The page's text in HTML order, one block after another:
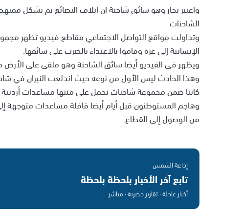
واعتبر نجار وهو سائق شاحنة ان اتلاف البضائع تم بشكل
الشاحنات
وتداولت مواقع التواصل الاجتماعي مقاطع فيديو تظهر
الإنسانية إلى غزة وقاموا بالاعتداء بالضرب على سائقها.
ويظهر في الفيديو أيضا سائق الشاحنة وهو ملقى على الأرض
وهذا الحادث ليس الأول من نوعه حيث اندلعت النيران في
كانتا ضمن مجموعة شاحنات تحمل على متنها مساعدات
وهاجم المستوطنون قبل أيام أيضا قافلة مساعدات متوجهة
من الوصول إلى القطاع.
إذاعة الشمس
تابع آخر الأخبار بلحظة بلحظة
أخبار عاجلة · تقارير حصرية · مباشر